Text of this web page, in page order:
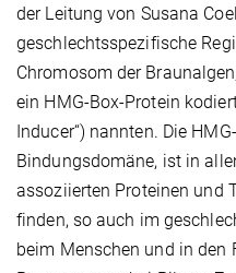
der Leitung von Susana
geschlechtsspezifische
Chromosom der
ein HMG-Box-Protein
Inducer“) nannten. Die
Bindungsdomäne, ist in
assoziierten Proteinen und
finden, so auch im
beim Menschen und in den